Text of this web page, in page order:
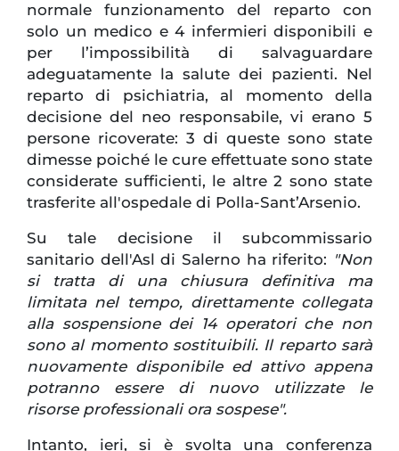
normale funzionamento del reparto con
solo un medico e 4 infermieri disponibili e
per l’impossibilità di salvaguardare
adeguatamente la salute dei pazienti. Nel
reparto di psichiatria, al momento della
decisione del neo responsabile, vi erano 5
persone ricoverate: 3 di queste sono state
dimesse poiché le cure effettuate sono state
considerate sufficienti, le altre 2 sono state
trasferite all'ospedale di Polla-Sant’Arsenio.
Su tale decisione il subcommissario
sanitario dell'Asl di Salerno ha riferito: "Non
si tratta di una chiusura definitiva ma
limitata nel tempo, direttamente collegata
alla sospensione dei 14 operatori che non
sono al momento sostituibili. Il reparto sarà
nuovamente disponibile ed attivo appena
potranno essere di nuovo utilizzate le
risorse professionali ora sospese".
Intanto, ieri, si è svolta una conferenza